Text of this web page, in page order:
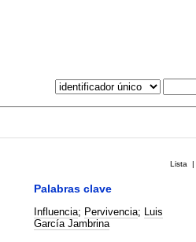
Lista |
Palabras clave
Influencia; Pervivencia;
Luis
García Jambrina